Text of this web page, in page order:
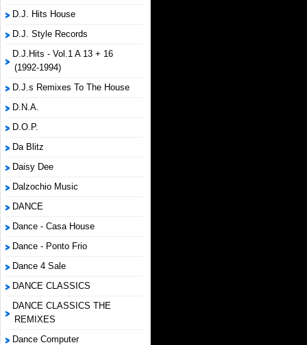
D.J. Hits House
D.J. Style Records
D.J.Hits - Vol.1 A 13 + 16
(1992-1994)
D.J.s Remixes To The House
D.N.A.
D.O.P.
Da Blitz
Daisy Dee
Dalzochio Music
DANCE
Dance - Casa House
Dance - Ponto Frio
Dance 4 Sale
DANCE CLASSICS
DANCE CLASSICS THE
REMIXES
Dance Computer